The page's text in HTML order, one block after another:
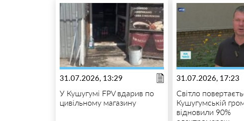
31.07.2026, 13:29
У Кушугумі FPV вдарив по
цивільному магазину
31.07.2026, 17:23
Світло
Кушугумській
відновили 90%